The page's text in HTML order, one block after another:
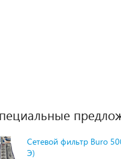
Сетевой фильтр Buro
Э)